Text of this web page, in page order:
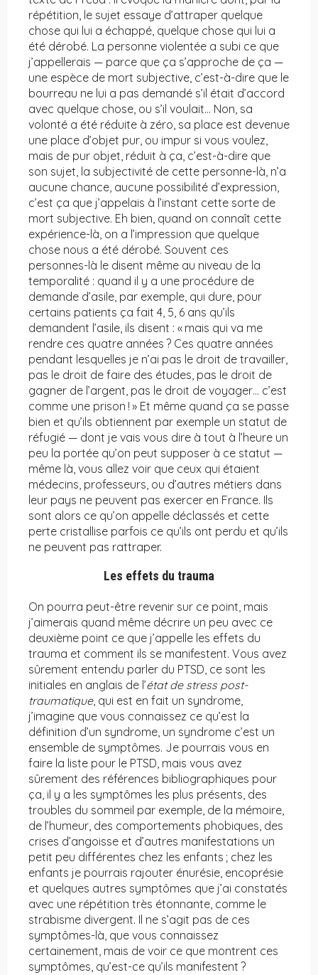
répétition, le sujet essaye d’attraper quelque
chose qui lui a échappé, quelque chose qui lui a
été dérobé. La personne violentée a subi ce que
j’appellerais — parce que ça s’approche de ça —
une espèce de mort subjective, c’est-à-dire que le
bourreau ne lui a pas demandé s’il était d’accord
avec quelque chose, ou s’il voulait… Non, sa
volonté a été réduite à zéro, sa place est devenue
une place d’objet pur, ou impur si vous voulez,
mais de pur objet, réduit à ça, c’est-à-dire que
son sujet, la subjectivité de cette personne-là, n’a
aucune chance, aucune possibilité d’expression,
c’est ça que j’appelais à l’instant cette sorte de
mort subjective. Eh bien, quand on connaît cette
expérience-là, on a l’impression que quelque
chose nous a été dérobé. Souvent ces
personnes-là le disent même au niveau de la
temporalité : quand il y a une procédure de
demande d’asile, par exemple, qui dure, pour
certains patients ça fait 4, 5, 6 ans qu’ils
demandent l’asile, ils disent : « mais qui va me
rendre ces quatre années ? Ces quatre années
pendant lesquelles je n’ai pas le droit de travailler,
pas le droit de faire des études, pas le droit de
gagner de l’argent, pas le droit de voyager… c’est
comme une prison ! » Et même quand ça se passe
bien et qu’ils obtiennent par exemple un statut de
réfugié — dont je vais vous dire à tout à l’heure un
peu la portée qu’on peut supposer à ce statut —
même là, vous allez voir que ceux qui étaient
médecins, professeurs, ou d’autres métiers dans
leur pays ne peuvent pas exercer en France. Ils
sont alors ce qu’on appelle déclassés et cette
perte cristallise parfois ce qu’ils ont perdu et qu’ils
ne peuvent pas rattraper.
Les effets du trauma
On pourra peut-être revenir sur ce point, mais
j’aimerais quand même décrire un peu avec ce
deuxième point ce que j’appelle les effets du
trauma et comment ils se manifestent. Vous avez
sûrement entendu parler du PTSD, ce sont les
initiales en anglais de l’état de stress post-
traumatique, qui est en fait un syndrome,
j’imagine que vous connaissez ce qu’est la
définition d’un syndrome, un syndrome c’est un
ensemble de symptômes. Je pourrais vous en
faire la liste pour le PTSD, mais vous avez
sûrement des références bibliographiques pour
ça, il y a les symptômes les plus présents, des
troubles du sommeil par exemple, de la mémoire,
de l’humeur, des comportements phobiques, des
crises d’angoisse et d’autres manifestations un
petit peu différentes chez les enfants ; chez les
enfants je pourrais rajouter énurésie, encoprésie
et quelques autres symptômes que j’ai constatés
avec une répétition très étonnante, comme le
strabisme divergent. Il ne s’agit pas de ces
symptômes-là, que vous connaissez
certainement, mais de voir ce que montrent ces
symptômes, qu’est-ce qu’ils manifestent ?